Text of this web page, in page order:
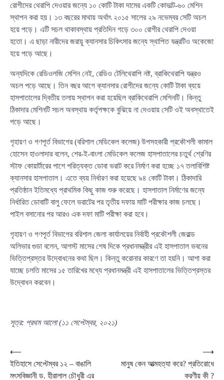
রোগীদের থেরাপি দেওয়ার জন্যে ১০ কোটি টাকা দামের একটি কোভাল্ট-৬০ মেশিন
স্থাপন করা হয়। ১৩ বছরের মাথায় অর্থাৎ ২০১৫ সালের ২৯ নভেম্বর সেটি অচল
হয়ে পড়ে। এটি সচল থাকাবস্থায় প্রতিদিন গড়ে ৩০০ রোগীর থেরাপি দেওয়া
হতো। এ ছাড়া নারীদের জরায়ু ক্যানসার চিকিৎসার জন্যে স্থাপিত যন্ত্রটিও অকেজো
হয়ে পড়ে আছে।
অন্যদিকে রেডিওলজি মেশিন নেই, রেডিও টেলিথেরাপি নষ্ট, ব্রাকিথেরাপি যন্ত্রও
অচল পড়ে আছে। তিন বছর আগে ক্যানসার রোগীদের জন্যে কোটি টাকা ব্যয়ে
হাসপাতালের দ্বিতীয় তলায় স্থাপন করা হয়েছিল ব্রাকিথেরাপি মেশিনটি। কিন্তু
ঠিকাদার মেশিনটি সচল অবস্থায় কর্তৃপক্ষকে বুঝিয়ে না দেওয়ায় সেটি ওই অবস্থাতেই
পড়ে আছে।
গৃহায়ণ ও গণপূর্ত বিভাগের (বরিশাল মেডিকেল কলেজ) উপসহকারী প্রকৌশলী কামাল
হোসেন হাওলাদার বলেন, শের-ই-বাংলা মেডিকেল কলেজ হাসপাতালের চতুর্থ শ্রেণির
স্টাফ কোয়ার্টারের পাশে পরিত্যক্ত ডোবা ভরাট করে নির্মাণ করা হচ্ছে ১৭ তলাবিশিষ্ট
ক্যানসার হাসপাতাল। এতে ব্যয় নির্ধারণ করা হয়েছে ৯৪ কোটি টাকা। ঠিকাদারি
প্রতিষ্ঠান ইতিমধ্যে প্রাথমিক কিছু কাজ শুরু করেছে। হাসপাতাল নির্মাণের জন্যে
নির্ধারিত ডোবাটি বালু ফেলে ভরাটের পর তৃতীয় দফায় মাটি পরীক্ষার কাজ চলছে।
পাইল বসানোর পর আরও এক দফা মাটি পরীক্ষা করা হবে।
গৃহায়ণ ও গণপূর্ত বিভাগের বরিশাল জেলা কার্যালয়ের নির্বাহী প্রকৌশলী জেরাল্ড
অলিভার গুডা বলেন, আগস্ট মাসের শেষ দিকে প্রধানমন্ত্রীর এই হাসপাতাল ভবনের
ভিত্তিপ্রস্তর উদ্বোধনের কথা ছিল। কিন্তু করোনার কারণে তা হয়নি। আশা করা
যাচ্ছে চলতি মাসের ১৫ তারিখের মধ্যে প্রধানমন্ত্রী এই হাসপাতালের ভিত্তিপ্রস্তর
উদ্বোধন করবেন।
সূত্র: প্রথম আলো (১১ সেপ্টেম্বর, ২০২১)
Post
navigation
⟵
ইতিহাসে সেপ্টেম্বর ১২ – বাঙালি
মৎসবিজ্ঞানী ড. হীরালাল চৌধুরী এর
মানুষ কেন আত্মহত্যা করে? প্রতিরোধে
করণীয় কী ?
⟶